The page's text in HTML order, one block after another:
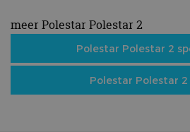
meer Polestar Polestar 2
Polestar Polestar 2
Polestar Polestar